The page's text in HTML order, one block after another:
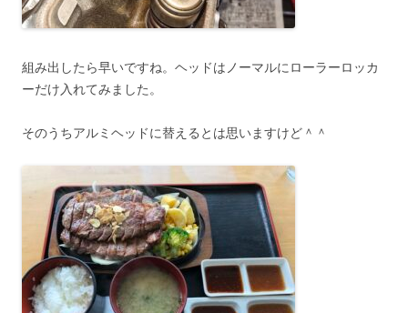
組み出したら早いですね。ヘッドはノーマルにローラーロッカ
ーだけ入れてみました。
そのうちアルミヘッドに替えるとは思いますけど＾＾